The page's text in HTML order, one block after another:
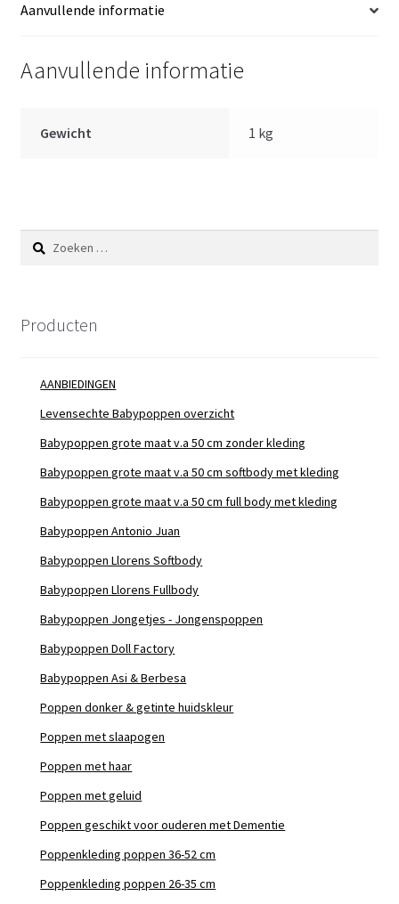
set
speen
Aanvullende informatie
Aanvullende informatie
Gewicht 1 kg
Zoeken
naar:
Producten
AANBIEDINGEN
Levensechte Babypoppen overzicht
Babypoppen grote maat v.a 50 cm zonder kleding
Babypoppen grote maat v.a 50 cm softbody met kleding
Babypoppen grote maat v.a 50 cm full body met kleding
Babypoppen Antonio Juan
Babypoppen Llorens Softbody
Babypoppen Llorens Fullbody
Babypoppen Jongetjes - Jongenspoppen
Babypoppen Doll Factory
Babypoppen Asi & Berbesa
Poppen donker & getinte huidskleur
Poppen met slaapogen
Poppen met haar
Poppen met geluid
Poppen geschikt voor ouderen met Dementie
Poppenkleding poppen 36-52 cm
Poppenkleding poppen 26-35 cm